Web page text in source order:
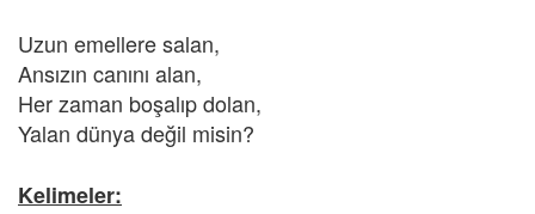
Uzun emellere salan,
Ansızın canını alan,
Her zaman boşalıp dolan,
Yalan dünya değil misin?
Kelimeler: